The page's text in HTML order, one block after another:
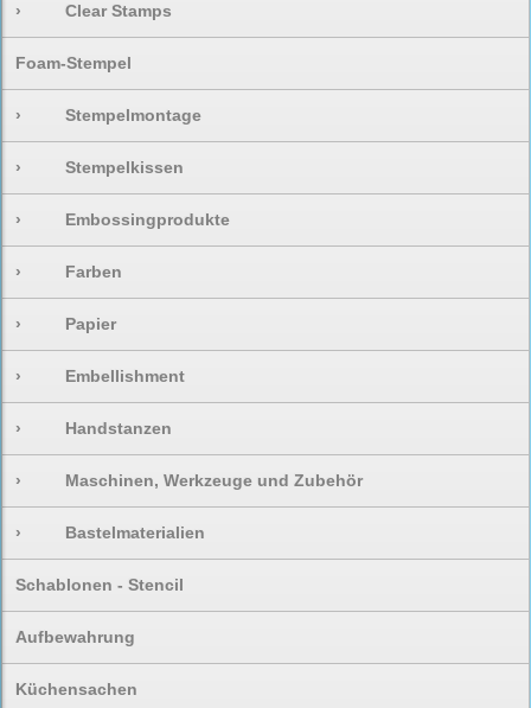
› Clear Stamps
Foam-Stempel
› Stempelmontage
› Stempelkissen
› Embossingprodukte
› Farben
› Papier
› Embellishment
› Handstanzen
› Maschinen, Werkzeuge und Zubehör
› Bastelmaterialien
Schablonen - Stencil
Aufbewahrung
Küchensachen